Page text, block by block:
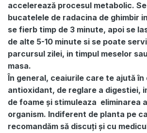
accelerează procesul metabolic.
bucatelele de radacina de ghimbir
se fierb timp de 3 minute, apoi se
de alte 5-10 minute si se poate
parcursul zilei, in timpul meselor
masa.
În general, ceaiurile care te ajută în
antioxidant, de reglare a digestiei,
de foame și stimuleaza eliminarea
organism. Indiferent de planta pe
recomandăm să discuți și cu